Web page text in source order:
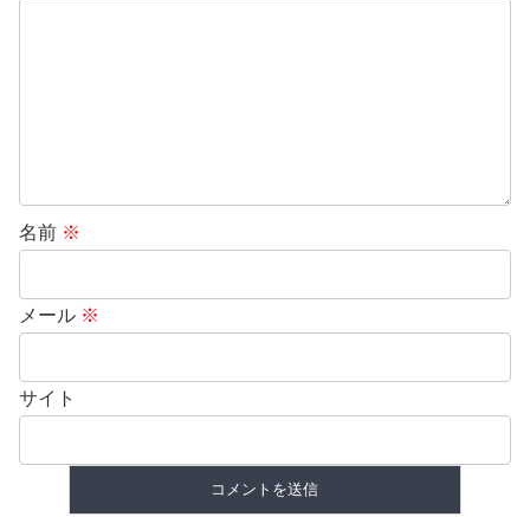
名前 ※
メール ※
サイト